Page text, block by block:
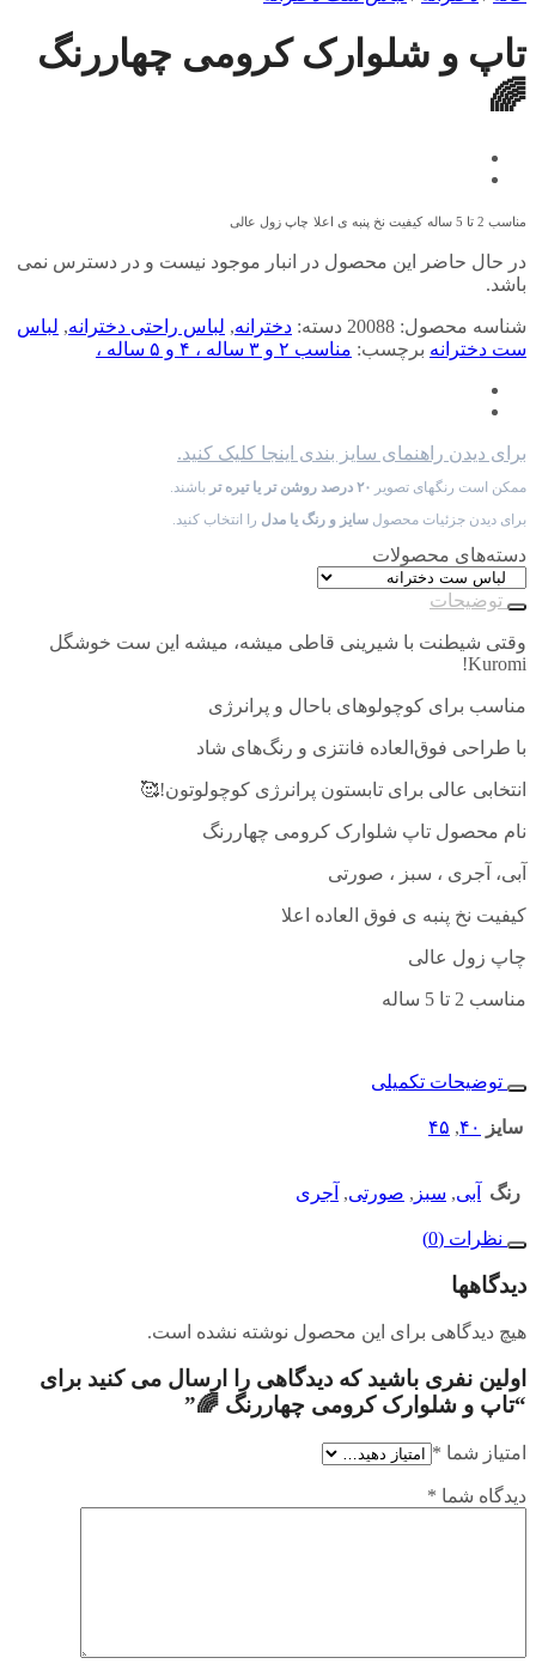
تاپ و شلوارک کرومی چهاررنگ
🌈
مناسب 2 تا 5 ساله کیفیت نخ پنبه ی اعلا چاپ زول عالی
در حال حاضر این محصول در انبار موجود نیست و در دسترس نمی
باشد.
شناسه محصول: 20088 دسته: دخترانه, لباس راحتی دخترانه, لباس
ست دخترانه برچسب: مناسب ۲ و ۳ ساله ، ۴ و ۵ ساله ،
برای دیدن راهنمای سایز بندی اینجا کلیک کنید.
ممکن است رنگهای تصویر ۲۰ درصد روشن تر یا تیره تر
باشند.
برای دیدن جزئیات محصول سایز و رنگ یا مدل را انتخاب کنید.
دسته‌های محصولات
توضیحات
وقتی شیطنت با شیرینی قاطی میشه، میشه این ست خوشگل
Kuromi!
مناسب برای کوچولوهای باحال و پرانرژی
با طراحی فوق‌العاده فانتزی و رنگ‌های شاد
انتخابی عالی برای تابستون پرانرژی کوچولوتون!🥰
نام محصول تاپ شلوارک کرومی چهاررنگ
آبی، آجری ، سبز ، صورتی
کیفیت نخ پنبه ی فوق العاده اعلا
چاپ زول عالی
مناسب 2 تا 5 ساله
توضیحات تکمیلی
سایز ۴۰, ۴۵
رنگ آبی, سبز , صورتی, آجری
نظرات (0)
دیدگاهها
هیچ دیدگاهی برای این محصول نوشته نشده است.
اولین نفری باشید که دیدگاهی را ارسال می کنید برای
“تاپ و شلوارک کرومی چهاررنگ 🌈”
امتیاز شما *
دیدگاه شما *